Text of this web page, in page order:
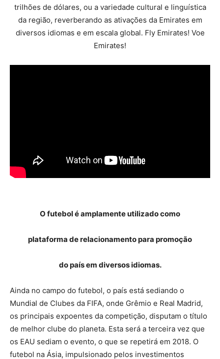
trilhões de dólares, ou a variedade cultural e linguística
da região, reverberando as ativações da Emirates em
diversos idiomas e em escala global. Fly Emirates! Voe
Emirates!
O futebol é amplamente utilizado como
plataforma de relacionamento para promoção
do país em diversos idiomas.
Ainda no campo do futebol, o país está sediando o
Mundial de Clubes da FIFA, onde Grêmio e Real Madrid,
os principais expoentes da competição, disputam o título
de melhor clube do planeta. Esta será a terceira vez que
os EAU sediam o evento, o que se repetirá em 2018. O
futebol na Ásia, impulsionado pelos investimentos